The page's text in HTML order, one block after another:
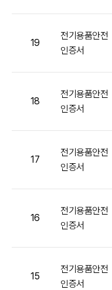
19
전기용품안전
인증서
18
전기용품안전
인증서
17
전기용품안전
인증서
16
전기용품안전
인증서
15
전기용품안전
인증서